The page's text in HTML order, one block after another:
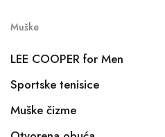
Muške
LEE COOPER for Men
Sportske tenisice
Muške čizme